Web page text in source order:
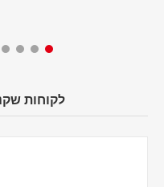
לקוחות